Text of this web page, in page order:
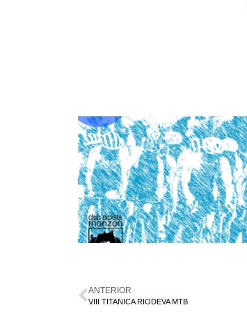
ANTERIOR
VIII TITANICA RIODEVA MTB